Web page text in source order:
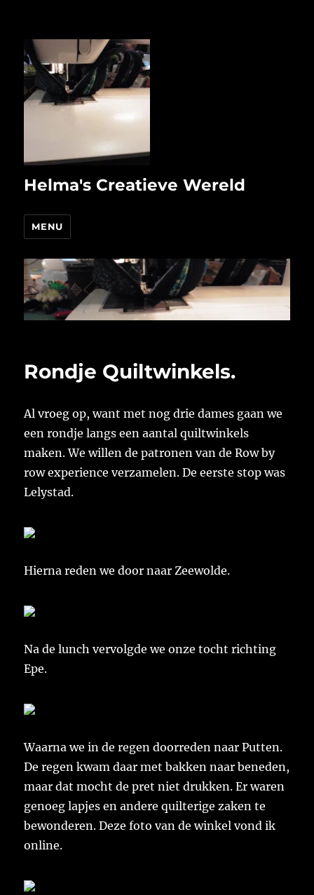
Helma's Creatieve Wereld
MENU
Rondje Quiltwinkels.
Al vroeg op, want met nog drie dames gaan we
een rondje langs een aantal quiltwinkels
maken. We willen de patronen van de Row by
row experience verzamelen. De eerste stop was
Lelystad.
Hierna reden we door naar Zeewolde.
Na de lunch vervolgde we onze tocht richting
Epe.
Waarna we in de regen doorreden naar Putten.
De regen kwam daar met bakken naar beneden,
maar dat mocht de pret niet drukken. Er waren
genoeg lapjes en andere quilterige zaken te
bewonderen. Deze foto van de winkel vond ik
online.